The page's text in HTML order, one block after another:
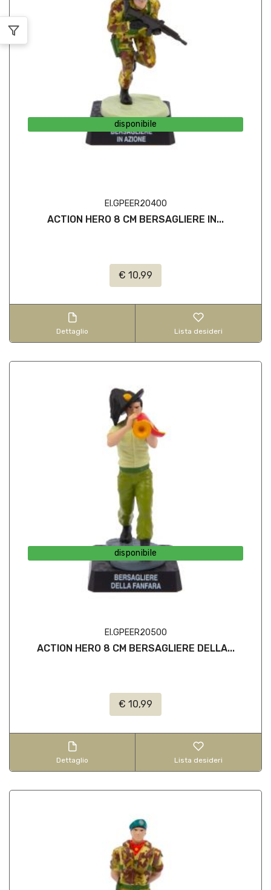
disponibile
EI.GPEER20400
ACTION HERO 8 CM BERSAGLIERE IN...
€ 10,99
Dettaglio Lista desideri
disponibile
EI.GPEER20500
ACTION HERO 8 CM BERSAGLIERE DELLA...
€ 10,99
Dettaglio Lista desideri